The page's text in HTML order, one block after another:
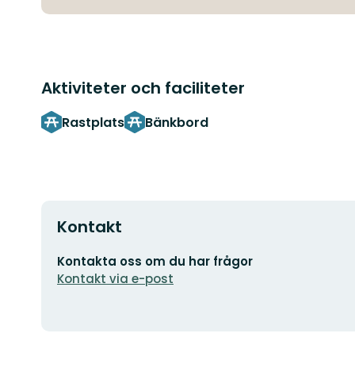
Aktiviteter och faciliteter
Rastplats Bänkbord
Kontakt
E-
postadress
Kontakta oss om du har frågor
Kontakt via e-post